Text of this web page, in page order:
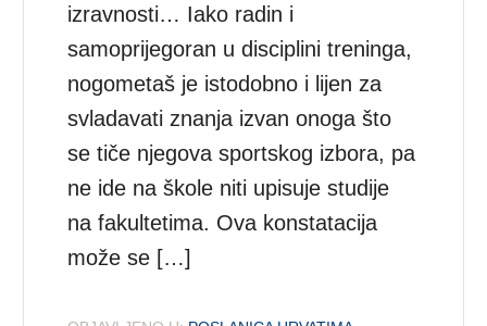
izravnosti… Iako radin i
samoprijegoran u disciplini treninga,
nogometaš je istodobno i lijen za
svladavati znanja izvan onoga što
se tiče njegova sportskog izbora, pa
ne ide na škole niti upisuje studije
na fakultetima. Ova konstatacija
može se […]